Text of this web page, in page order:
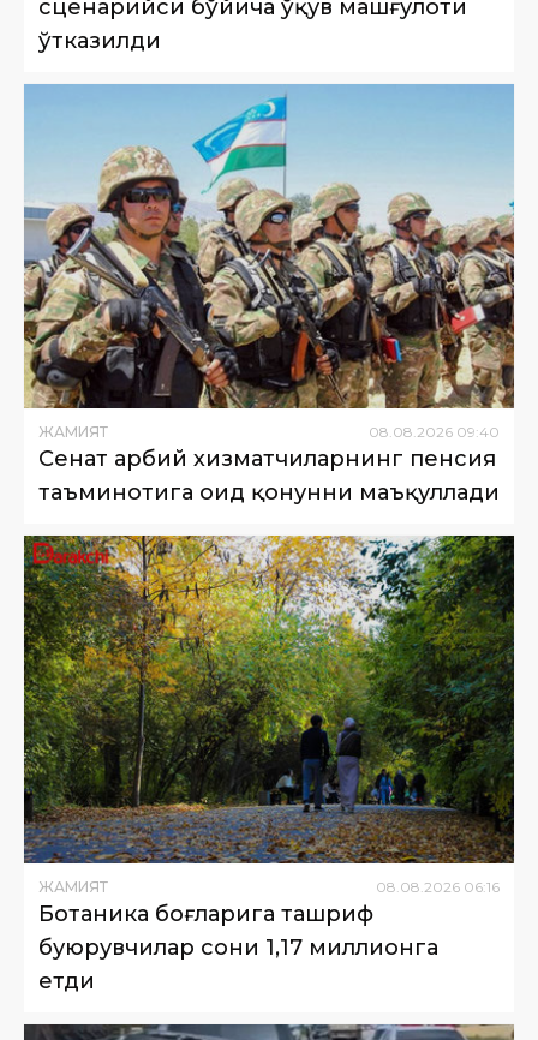
сценарийси бўйича ўқув машғулоти
ўтказилди
ЖАМИЯТ 08.08.2026 09:40
Сенат ҳарбий хизматчиларнинг пенсия
таъминотига оид қонунни маъқуллади
ЖАМИЯТ 08 08 2026 06:16
Ботаника боғларига ташриф
буюрувчилар сони 1,17 миллионга
етди